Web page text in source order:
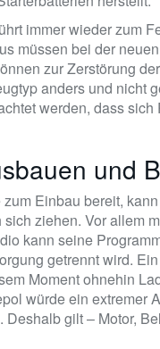
immer wieder zum
müssen bei der
zur Zerstörung
anders und nicht
werden, dass
und
Einbau bereit,
ziehen. Vor allem
kann seine
getrennt wird.
Moment ohnehin
würde ein extremer
gilt – Motor,